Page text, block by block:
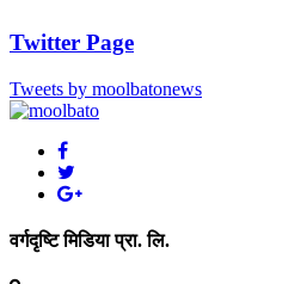
Twitter Page
Tweets by moolbatonews
वर्गदृष्टि मिडिया प्रा. लि.